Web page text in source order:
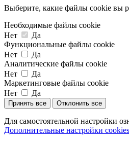
Выберите, какие файлы cookie вы
Необходимые файлы cookie
Нет
Да
Функциональные файлы cookie
Нет
Да
Аналитические файлы cookie
Нет
Да
Маркетинговые файлы cookie
Нет
Да
Принять все Отклонить все
Для самостоятельной настройки
Дополнительные настройки